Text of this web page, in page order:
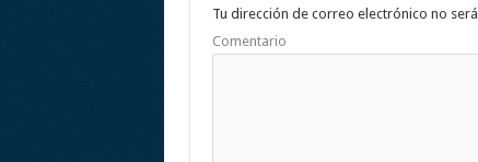
Tu dirección de correo electrónico no
Comentario